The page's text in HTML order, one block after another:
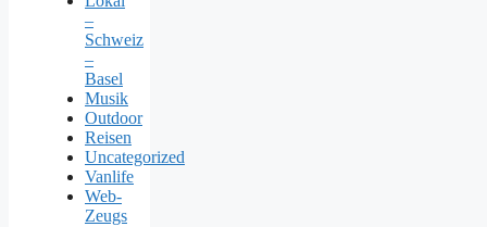
–
Schweiz
–
Basel
Musik
Outdoor
Reisen
Uncategorized
Vanlife
Web-
Zeugs